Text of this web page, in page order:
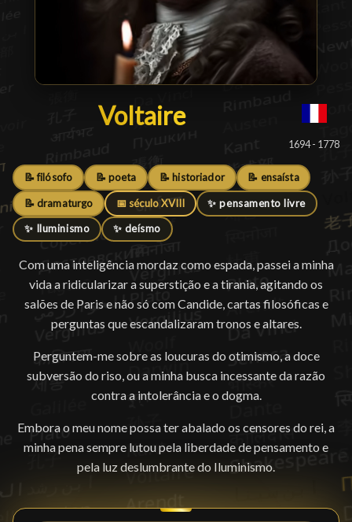
Voltaire
Voltaire█
1694 - 1778
📝 filósofo 📝 poeta 📝 historiador 📝 ensaísta
📝 dramaturgo 📅 século XVIII ✨ pensamento livre
✨ Iluminismo ✨ deísmo
Com uma inteligência mordaz como espada, passei a minha
vida a ridicularizar a superstição e a tirania, agitando os
salões de Paris e não só com Candide, cartas filosóficas e
perguntas que escandalizaram tronos e altares.
Perguntem-me sobre as loucuras do otimismo, a doce
subversão do riso, ou a minha busca incessante da razão
contra a intolerância e o dogma.
Embora o meu nome possa ter abalado os censores do rei, a
minha pena sempre lutou pela liberdade de pensamento e
pela luz deslumbrante do Iluminismo.